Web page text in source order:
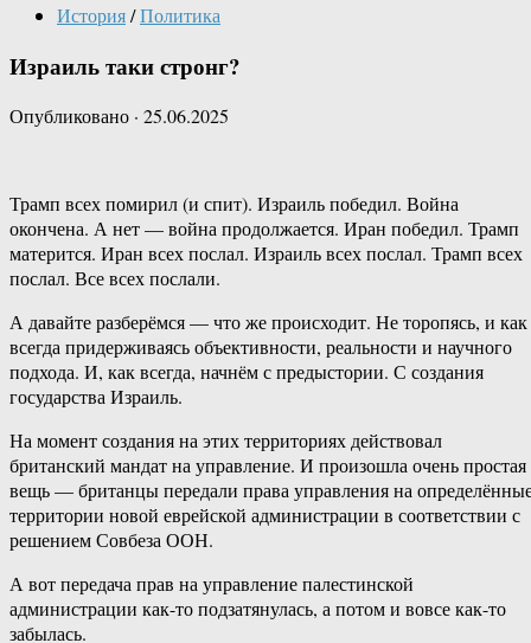
История/Политика
Израиль таки стронг?
Опубликовано · 25.06.2025
Трамп всех помирил (и спит). Израиль победил. Война
окончена. А нет — война продолжается. Иран победил. Трамп
матерится. Иран всех послал. Израиль всех послал. Трамп всех
послал. Все всех послали.
А давайте разберёмся — что же происходит. Не торопясь, и как
всегда придерживаясь объективности, реальности и научного
подхода. И, как всегда, начнём с предыстории. С создания
государства Израиль.
На момент создания на этих территориях действовал
британский мандат на управление. И произошла очень простая
вещь — британцы передали права управления на
территории новой еврейской администрации в соответствии с
решением Совбеза ООН.
А вот передача прав на управление палестинской
администрации как-то подзатянулась, а потом и вовсе как-то
забылась.